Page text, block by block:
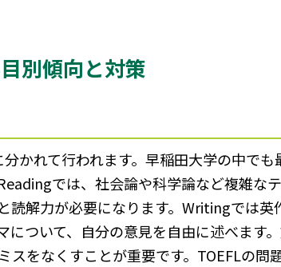
別傾向と対策
かれて行われます。早稲田大学の中でも
では、社会論や科学論など複雑な
読解力が必要になります。Writingでは
について、自分の意見を自由に述べます
スをなくすことが重要です。TOEFLの問